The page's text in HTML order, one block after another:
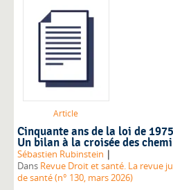
Article
Cinquante ans de la loi de
Un bilan à la croisée des
Sébastien Rubinstein |
Dans Revue Droit et santé. La revue
de santé (n° 130, mars 2026)